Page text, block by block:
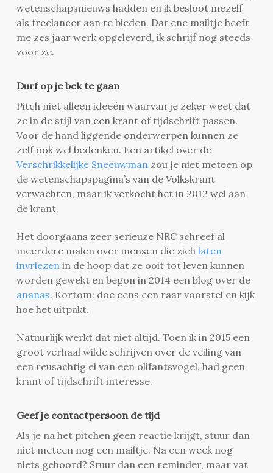
wetenschapsnieuws hadden en ik besloot mezelf
als freelancer aan te bieden. Dat ene mailtje heeft
me zes jaar werk opgeleverd, ik schrijf nog steeds
voor ze.
Durf op je bek te gaan
Pitch niet alleen ideeën waarvan je zeker weet dat
ze in de stijl van een krant of tijdschrift passen.
Voor de hand liggende onderwerpen kunnen ze
zelf ook wel bedenken. Een artikel over de
Verschrikkelijke Sneeuwman zou je niet meteen op
de wetenschapspagina’s van de Volkskrant
verwachten, maar ik verkocht het in 2012 wel aan
de krant.
Het doorgaans zeer serieuze NRC schreef al
meerdere malen over mensen die zich laten
invriezen in de hoop dat ze ooit tot leven kunnen
worden gewekt en begon in 2014 een blog over de
ananas. Kortom: doe eens een raar voorstel en kijk
hoe het uitpakt.
Natuurlijk werkt dat niet altijd. Toen ik in 2015 een
groot verhaal wilde schrijven over de veiling van
een reusachtig ei van een olifantsvogel, had geen
krant of tijdschrift interesse.
Geef je contactpersoon de tijd
Als je na het pitchen geen reactie krijgt, stuur dan
niet meteen nog een mailtje. Na een week nog
niets gehoord? Stuur dan een reminder, maar vat